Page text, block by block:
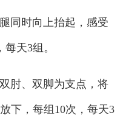
时向上抬起，感受
天3组。
、双脚为支点，将
下，每组10次，每天3